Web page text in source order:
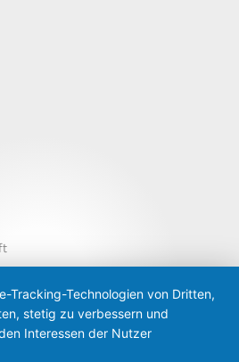
Tracking-Technologien von Dritten,
stetig zu verbessern und
Interessen der Nutzer